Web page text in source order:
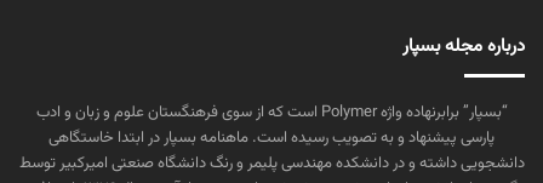
درباره مجله بسپار
“بسپار” برابرنهاده واژه Polymer است که از سوی فرهنگستان علوم و زبان و ادب
پارسی پیشنهاد و به تصویب رسیده است. ماهنامه بسپار در ابتدا خاستگاهی
دانشجویی داشته و در دانشکده مهندسی پلیمر و رنگ دانشگاه صنعتی امیرکبیر توسط